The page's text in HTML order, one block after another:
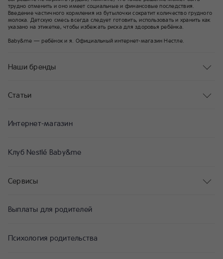
трудно отменить и оно имеет социальные и финансовые последствия.
Введение частичного кормления из бутылочки сократит количество грудного
молока. Детскую смесь всегда следует готовить, использовать и хранить как
указано на этикетке, чтобы избежать риска для здоровья ребёнка.
Baby&me — ребёнок и я. Официальный интернет-магазин Нестле.
Наши бренды
Статьи
Интернет-магазин
Клуб Nestlé Baby&me
Сервисы
Выплаты для родителей
Психология родительства